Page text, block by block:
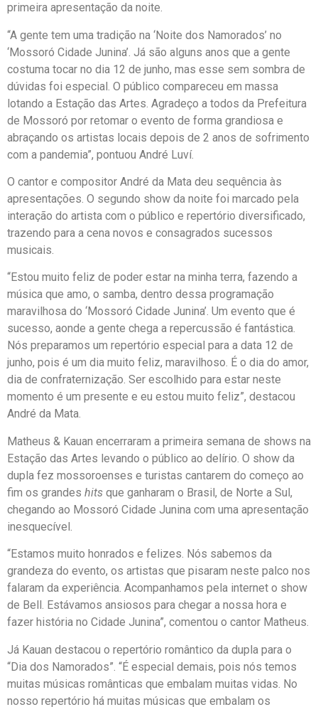
primeira apresentação da noite.
“A gente tem uma tradição na ‘Noite dos Namorados’ no
‘Mossoró Cidade Junina’. Já são alguns anos que a gente
costuma tocar no dia 12 de junho, mas esse sem sombra de
dúvidas foi especial. O público compareceu em massa
lotando a Estação das Artes. Agradeço a todos da Prefeitura
de Mossoró por retomar o evento de forma grandiosa e
abraçando os artistas locais depois de 2 anos de sofrimento
com a pandemia”, pontuou André Luví.
O cantor e compositor André da Mata deu sequência às
apresentações. O segundo show da noite foi marcado pela
interação do artista com o público e repertório diversificado,
trazendo para a cena novos e consagrados sucessos
musicais.
“Estou muito feliz de poder estar na minha terra, fazendo a
música que amo, o samba, dentro dessa programação
maravilhosa do ‘Mossoró Cidade Junina’. Um evento que é
sucesso, aonde a gente chega a repercussão é fantástica.
Nós preparamos um repertório especial para a data 12 de
junho, pois é um dia muito feliz, maravilhoso. É o dia do amor,
dia de confraternização. Ser escolhido para estar neste
momento é um presente e eu estou muito feliz”, destacou
André da Mata.
Matheus & Kauan encerraram a primeira semana de shows na
Estação das Artes levando o público ao delírio. O show da
dupla fez mossoroenses e turistas cantarem do começo ao
fim os grandes hits que ganharam o Brasil, de Norte a Sul,
chegando ao Mossoró Cidade Junina com uma apresentação
inesquecível.
“Estamos muito honrados e felizes. Nós sabemos da
grandeza do evento, os artistas que pisaram neste palco nos
falaram da experiência. Acompanhamos pela internet o show
de Bell. Estávamos ansiosos para chegar a nossa hora e
fazer história no Cidade Junina”, comentou o cantor Matheus.
Já Kauan destacou o repertório romântico da dupla para o
“Dia dos Namorados”. “É especial demais, pois nós temos
muitas músicas românticas que embalam muitas vidas. No
nosso repertório há muitas músicas que embalam os